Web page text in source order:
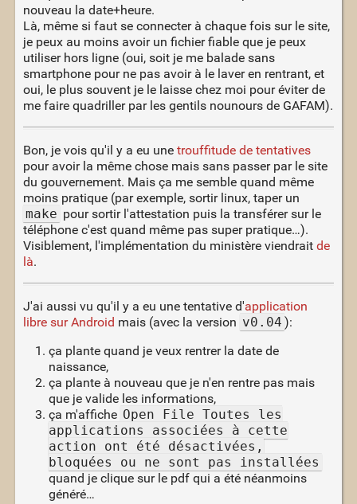
nouveau la date+heure.
Là, même si faut se connecter à chaque fois sur le site,
je peux au moins avoir un fichier fiable que je peux
utiliser hors ligne (oui, soit je me balade sans
smartphone pour ne pas avoir à le laver en rentrant, et
oui, le plus souvent je le laisse chez moi pour éviter de
me faire quadriller par les gentils nounours de GAFAM).
Bon, je vois qu'il y a eu une trouffitude de tentatives
pour avoir la même chose mais sans passer par le site
du gouvernement. Mais ça me semble quand même
moins pratique (par exemple, sortir linux, taper un
make pour sortir l'attestation puis la transférer sur le
téléphone c'est quand même pas super pratique…).
Visiblement, l'implémentation du ministère viendrait de
là.
J'ai aussi vu qu'il y a eu une tentative d'application
libre sur Android mais (avec la version v0.04 ):
ça plante quand je veux rentrer la date de
naissance,
ça plante à nouveau que je n'en rentre pas mais
que je valide les informations,
ça m'affiche Open File Toutes les
applications associées à cette
action ont été désactivées,
bloquées ou ne sont pas installées
quand je clique sur le pdf qui a été néanmoins
généré…